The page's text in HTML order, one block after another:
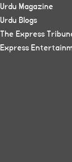
Urdu Magazine
Urdu Blogs
The Express
Express